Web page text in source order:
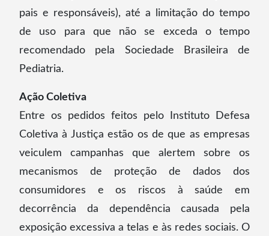
pais e responsáveis), até a limitação do tempo
de uso para que não se exceda o tempo
recomendado pela Sociedade Brasileira de
Pediatria.
Ação Coletiva
Entre os pedidos feitos pelo Instituto Defesa
Coletiva à Justiça estão os de que as empresas
veiculem campanhas que alertem sobre os
mecanismos de proteção de dados dos
consumidores e os riscos à saúde em
decorrência da dependência causada pela
exposição excessiva a telas e às redes sociais. O